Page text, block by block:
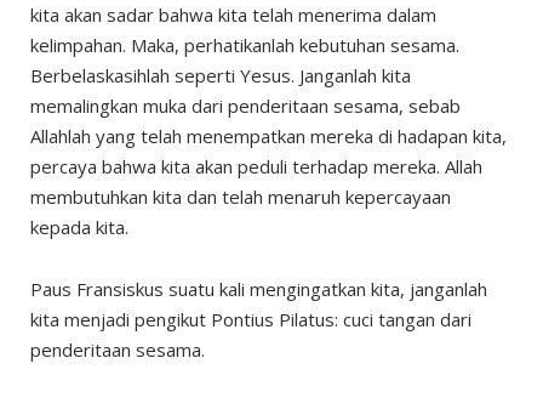
kita akan sadar bahwa kita telah menerima dalam
kelimpahan. Maka, perhatikanlah kebutuhan sesama.
Berbelaskasihlah seperti Yesus. Janganlah kita
memalingkan muka dari penderitaan sesama, sebab
Allahlah yang telah menempatkan mereka di hadapan kita,
percaya bahwa kita akan peduli terhadap mereka. Allah
membutuhkan kita dan telah menaruh kepercayaan
kepada kita.
Paus Fransiskus suatu kali mengingatkan kita, janganlah
kita menjadi pengikut Pontius Pilatus: cuci tangan dari
penderitaan sesama.